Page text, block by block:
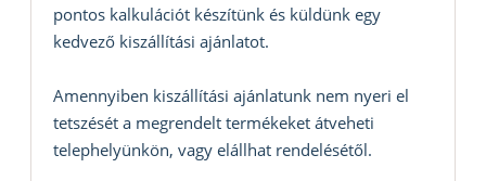
pontos kalkulációt készítünk és küldünk egy
kedvező kiszállítási ajánlatot.
Amennyiben kiszállítási ajánlatunk nem nyeri el
tetszését a megrendelt termékeket átveheti
telephelyünkön, vagy elállhat rendelésétől.